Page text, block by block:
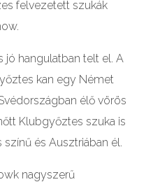
felvezetett szukák
jó hangulatban telt el. A
kan egy Német
élő vörös
Klubgyőztes szuka is
és Ausztriában él.
nagyszerű